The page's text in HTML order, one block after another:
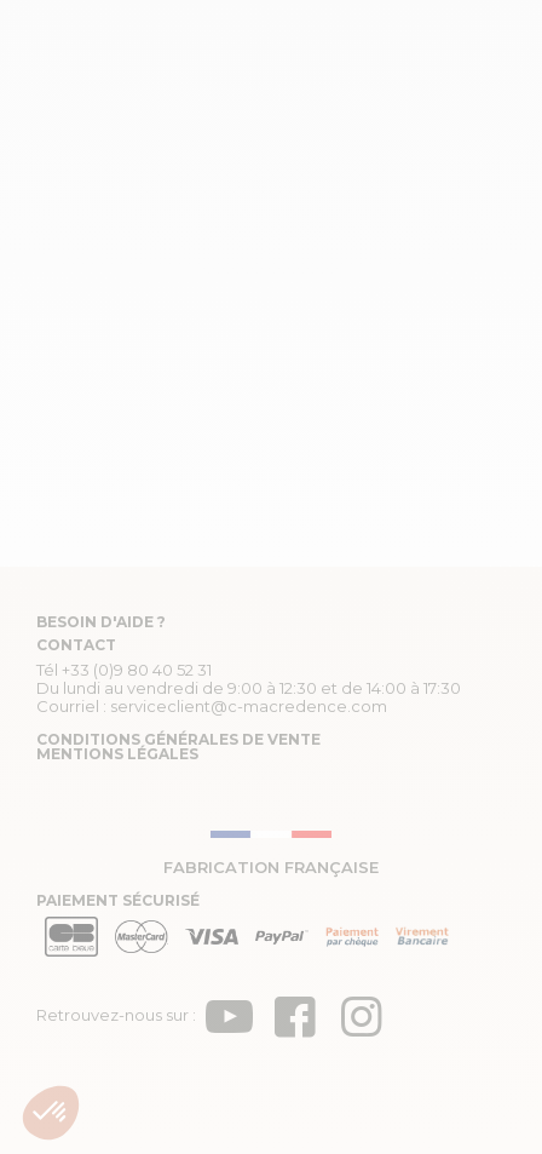
BESOIN D'AIDE ?
CONTACT
Tél +33 (0)9 80 40 52 31
Du lundi au vendredi de 9:00 à 12:30 et de 14:00 à 17:30
Courriel : serviceclient@c-macredence.com
CONDITIONS GÉNÉRALES DE VENTE
MENTIONS LÉGALES
FABRICATION FRANÇAISE
PAIEMENT SÉCURISÉ
Retrouvez-nous sur :